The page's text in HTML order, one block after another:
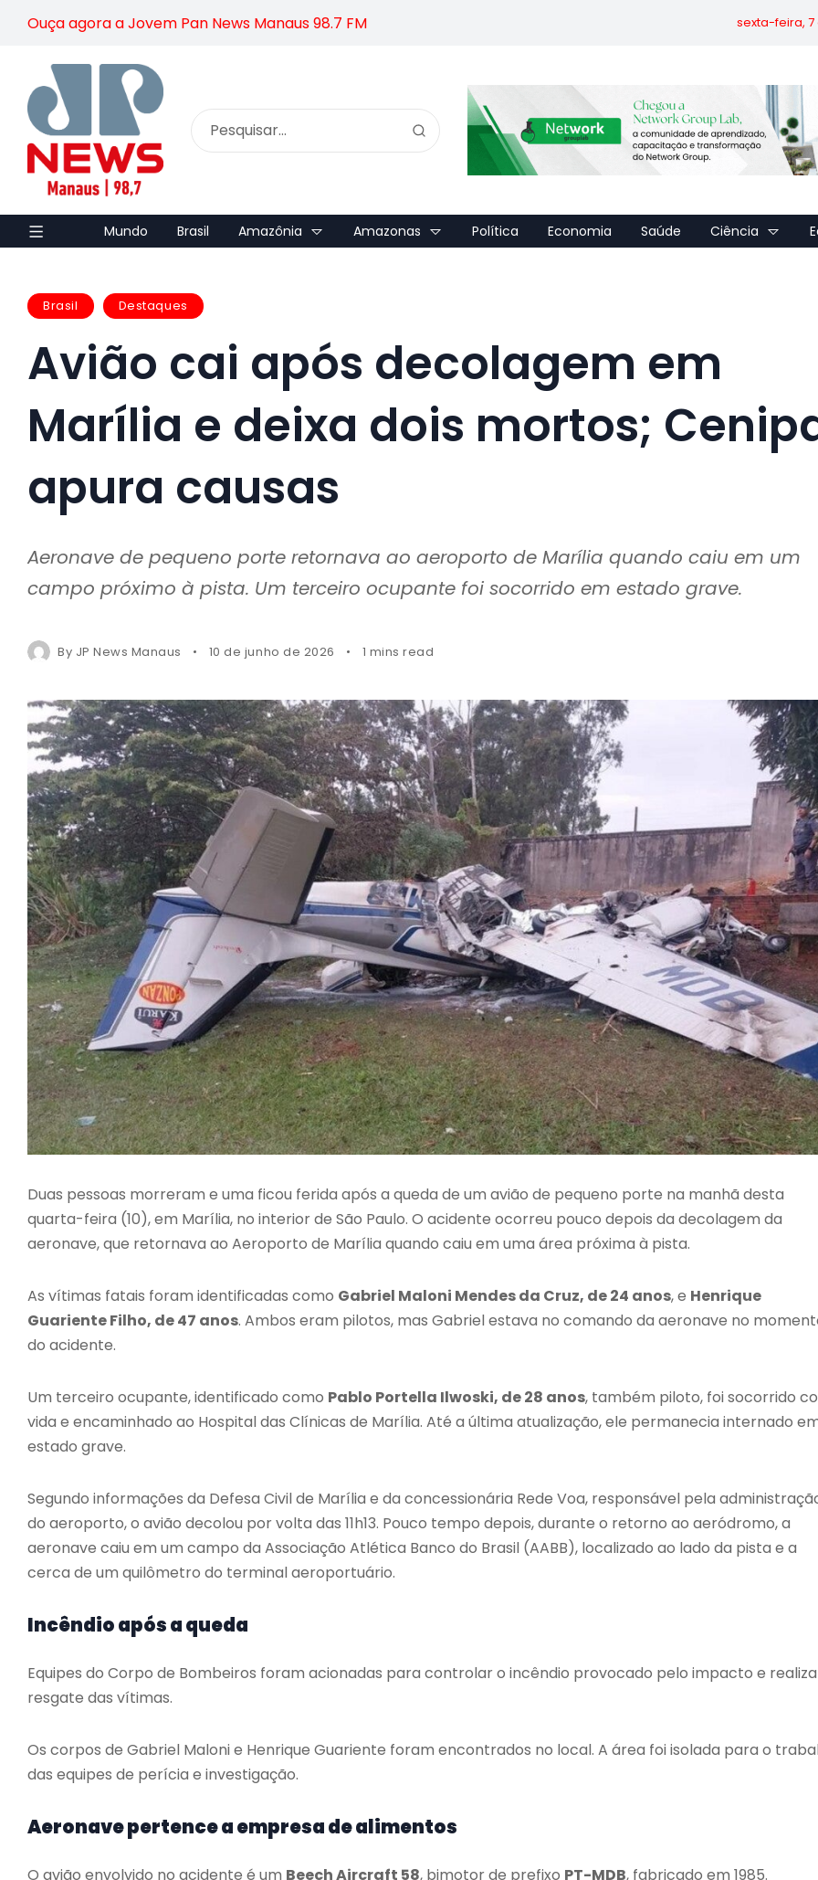
Ouça agora a Jovem Pan News Manaus 98.7 FM sexta-feira, 7
Mundo Brasil Amazônia Amazonas Política Economia Saúde Ciência
Brasil Destaques
Avião cai após decolagem em
Marília e deixa dois mortos;
apura causas
Aeronave de pequeno porte retornava ao aeroporto de Marília quando caiu em um
campo próximo à pista. Um terceiro ocupante foi socorrido em estado grave.
By JP News Manaus 10 de junho de 2026 1 mins read
Duas pessoas morreram e uma ficou ferida após a queda de um avião de pequeno porte na manhã desta
quarta-feira (10), em Marília, no interior de São Paulo. O acidente ocorreu pouco depois da decolagem da
aeronave, que retornava ao Aeroporto de Marília quando caiu em uma área próxima à pista.
As vítimas fatais foram identificadas como Gabriel Maloni Mendes da Cruz, de 24 anos, e Henrique
Guariente Filho, de 47 anos. Ambos eram pilotos, mas Gabriel estava no comando da aeronave no
do acidente.
Um terceiro ocupante, identificado como Pablo Portella Ilwoski, de 28 anos, também piloto, foi socorrido
vida e encaminhado ao Hospital das Clínicas de Marília. Até a última atualização, ele permanecia internado
estado grave.
Segundo informações da Defesa Civil de Marília e da concessionária Rede Voa, responsável pela
do aeroporto, o avião decolou por volta das 11h13. Pouco tempo depois, durante o retorno ao aeródromo, a
aeronave caiu em um campo da Associação Atlética Banco do Brasil (AABB), localizado ao lado da pista e a
cerca de um quilômetro do terminal aeroportuário.
Incêndio após a queda
Equipes do Corpo de Bombeiros foram acionadas para controlar o incêndio provocado pelo impacto e
resgate das vítimas.
Os corpos de Gabriel Maloni e Henrique Guariente foram encontrados no local. A área foi isolada para o
das equipes de perícia e investigação.
Aeronave pertence a empresa de alimentos
O avião envolvido no acidente é um Beech Aircraft 58, bimotor de prefixo PT-MDB, fabricado em 1985.